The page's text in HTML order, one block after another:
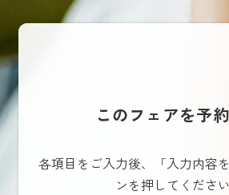
このフェアを予
各項目をご入力後、「入力内容
ンを押してください